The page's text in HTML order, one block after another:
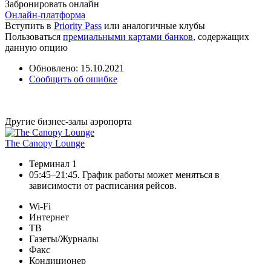
Забронировать онлайн
Онлайн-платформа
Вступить в Priority Pass или аналогичные клубы
Пользоваться премиальными картами банков, содержащих
данную опцию
Обновлено: 15.10.2021
Сообщить об ошибке
Другие бизнес-залы аэропорта
The Canopy Lounge
Терминал 1
05:45–21:45. График работы может меняться в
зависимости от расписания рейсов.
Wi-Fi
Интернет
ТВ
Газеты/Журналы
Факс
Кондиционер